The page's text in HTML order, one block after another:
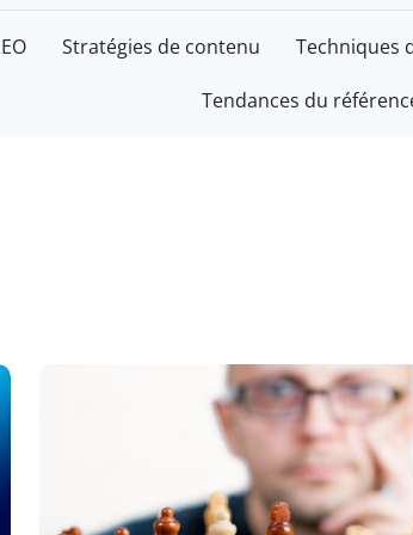
Stratégies de contenu Techniques
Tendances du